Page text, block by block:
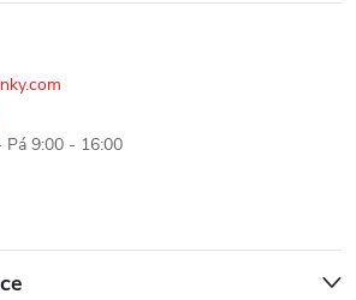
Pá 9:00 - 16:00